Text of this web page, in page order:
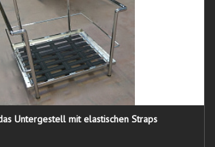
Untergestell mit elastischen Straps